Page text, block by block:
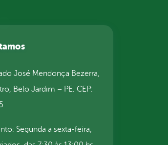
José Mendonça Bezerra,
Belo Jardim – PE. CEP:
Segunda a sexta-feira,